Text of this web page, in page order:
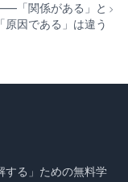
「関係がある」と
「原因である」は違う
する」ための無料学